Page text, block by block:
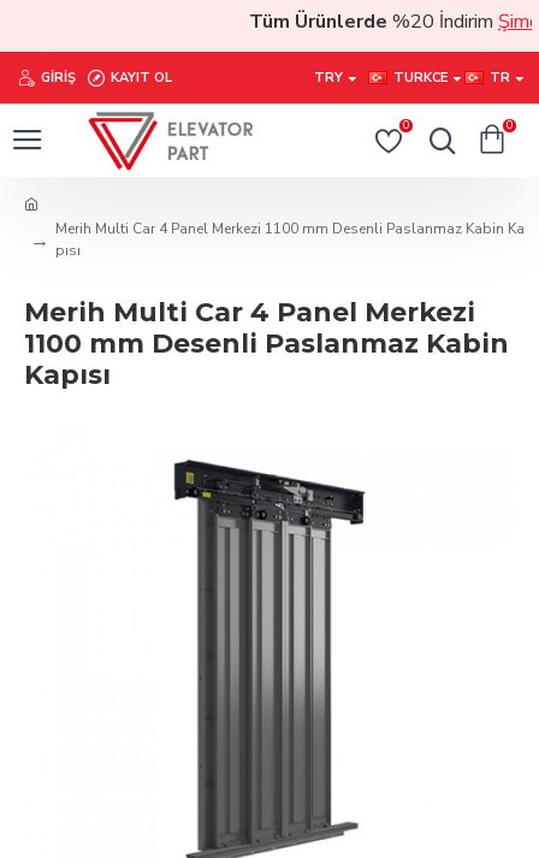
Tüm Ürünlerde%20 İndirimŞimdi
GIRIŞ KAYIT OL TRY TURKCE TR
0 0
Merih Multi Car 4 Panel Merkezi 1100 mm Desenli Paslanmaz Kabin Ka
pısı
Merih Multi Car 4 Panel Merkezi
1100 mm Desenli Paslanmaz Kabin
Kapısı